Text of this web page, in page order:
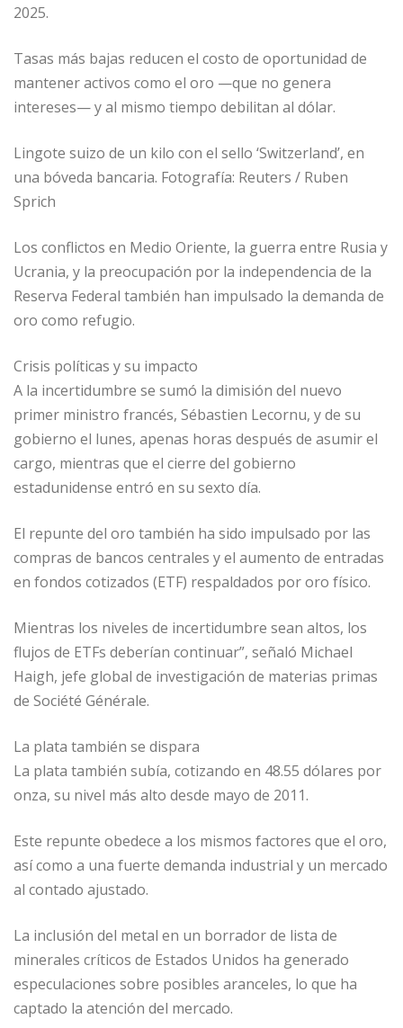
2025.
Tasas más bajas reducen el costo de oportunidad de
mantener activos como el oro —que no genera
intereses— y al mismo tiempo debilitan al dólar.
Lingote suizo de un kilo con el sello ‘Switzerland’, en
una bóveda bancaria. Fotografía: Reuters / Ruben
Sprich
Los conflictos en Medio Oriente, la guerra entre Rusia y
Ucrania, y la preocupación por la independencia de la
Reserva Federal también han impulsado la demanda de
oro como refugio.
Crisis políticas y su impacto
A la incertidumbre se sumó la dimisión del nuevo
primer ministro francés, Sébastien Lecornu, y de su
gobierno el lunes, apenas horas después de asumir el
cargo, mientras que el cierre del gobierno
estadunidense entró en su sexto día.
El repunte del oro también ha sido impulsado por las
compras de bancos centrales y el aumento de entradas
en fondos cotizados (ETF) respaldados por oro físico.
Mientras los niveles de incertidumbre sean altos, los
flujos de ETFs deberían continuar”, señaló Michael
Haigh, jefe global de investigación de materias primas
de Société Générale.
La plata también se dispara
La plata también subía, cotizando en 48.55 dólares por
onza, su nivel más alto desde mayo de 2011.
Este repunte obedece a los mismos factores que el oro,
así como a una fuerte demanda industrial y un mercado
al contado ajustado.
La inclusión del metal en un borrador de lista de
minerales críticos de Estados Unidos ha generado
especulaciones sobre posibles aranceles, lo que ha
captado la atención del mercado.